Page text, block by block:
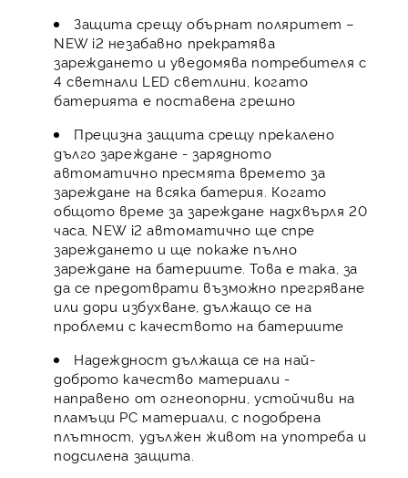
Защита срещу обърнат поляритет –
NEW i2 незабавно прекратява
зареждането и уведомява потребителя с
4 светнали LED светлини, когато
батерията е поставена грешно
Прецизна защита срещу прекалено
дълго зареждане - зарядното
автоматично пресмята времето за
зареждане на всяка батерия. Когато
общото време за зареждане надхвърля 20
часа, NEW i2 автоматично ще спре
зареждането и ще покаже пълно
зареждане на батериите. Това е така, за
да се предотврати възможно прегряване
или дори избухване, дължащо се на
проблеми с качеството на батериите
Надеждност дължаща се на най-
доброто качество материали -
направено от огнеопорни, устойчиви на
пламъци PC материали, с подобрена
плътност, удължен живот на употреба и
подсилена защита.